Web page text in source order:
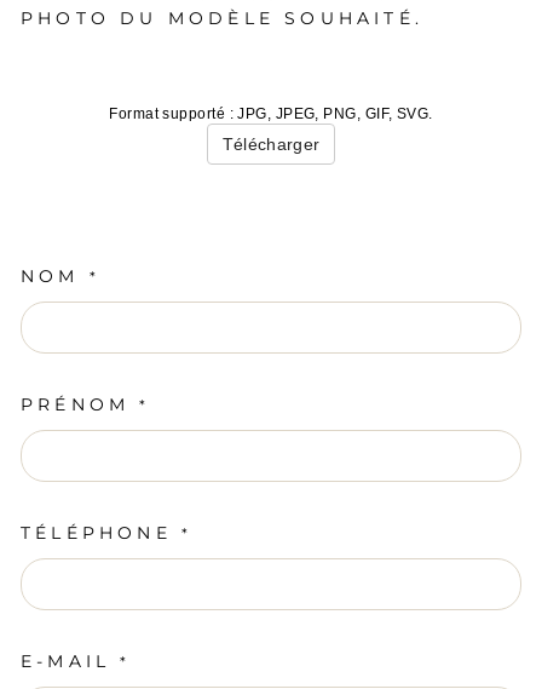
PHOTO DU MODÈLE SOUHAITÉ.
Format supporté : JPG, JPEG, PNG, GIF, SVG.
Télécharger
NOM *
PRÉNOM *
TÉLÉPHONE *
E-MAIL *